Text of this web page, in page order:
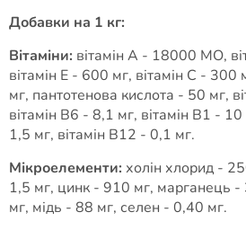
Добавки на 1 кг:
Вітаміни: вітамін А - 18000 МО,
вітамін Е - 600 мг, вітамін С - 300
мг, пантотенова кислота - 50 мг,
вітамін В6 - 8,1 мг, вітамін В1 -
1,5 мг, вітамін В12 - 0,1 мг.
Мікроелементи: холін хлорид -
1,5 мг, цинк - 910 мг, марганець -
мг, мідь - 88 мг, селен - 0,40 мг.